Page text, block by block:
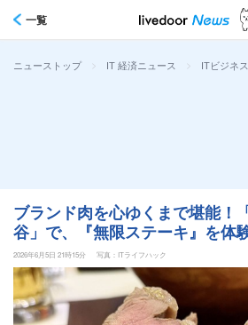
一覧
ニューストップ > IT 経済ニュース > ITビジネ
ブランド肉を心ゆくまで堪能！
谷」で、『無限ステーキ』を体
2026年6月5日 21時15分 写真：ITライフハック